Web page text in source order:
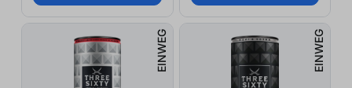
EINWEG EINWEG